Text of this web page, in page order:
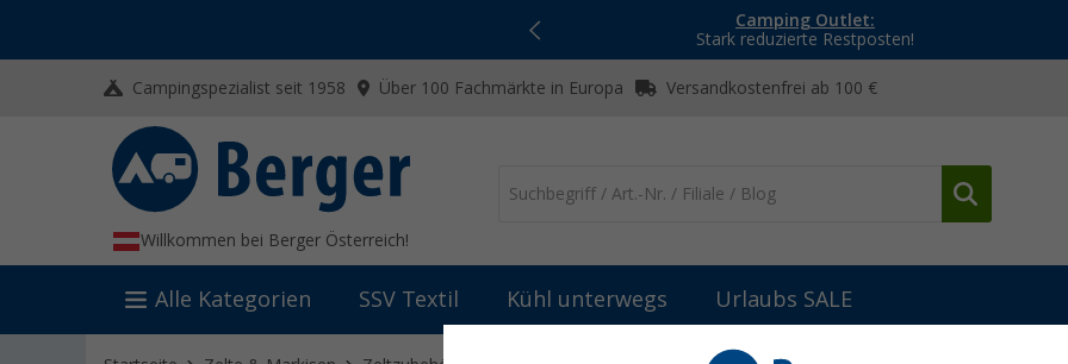
Camping Outlet:
Stark reduzierte Restposten!
Campingspezialist seit 1958 Über 100 Fachmärkte in Europa Versandkostenfrei ab 100 €
Willkommen bei Berger Österreich!
Alle Kategorien SSV Textil Kühl unterwegs Urlaubs SALE